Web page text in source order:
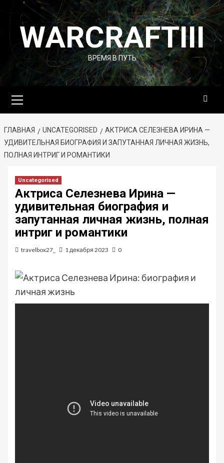
Перейти
содержимому
WARCRAFTIII
ВРЕМЯ В ПУТЬ
меню
ГЛАВНАЯ UNCATEGORISED
АКТРИСА СЕЛЕЗНЕВА ИРИНА —
УДИВИТЕЛЬНАЯ БИОГРАФИЯ И ЗАПУТАННАЯ ЛИЧНАЯ ЖИЗНЬ,
ПОЛНАЯ ИНТРИГ И РОМАНТИКИ
Uncategorised
Актриса Селезнева Ирина —
удивительная биография и
запутанная личная жизнь, полная
интриг и романтики
travelbox27_ 1 декабря 2023 0